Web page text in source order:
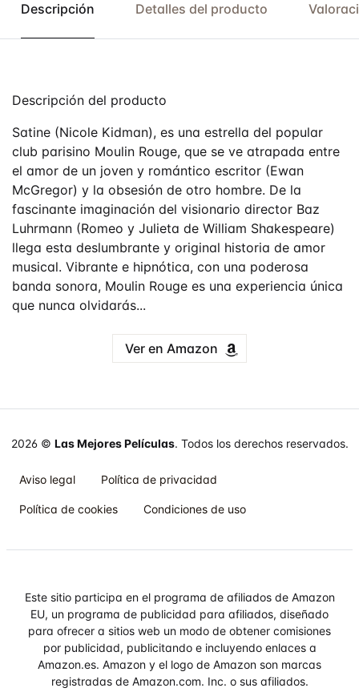
Descripción Detalles del producto
Descripción del producto
Satine (Nicole Kidman), es una estrella del popular
club parisino Moulin Rouge, que se ve atrapada entre
el amor de un joven y romántico escritor (Ewan
McGregor) y la obsesión de otro hombre. De la
fascinante imaginación del visionario director Baz
Luhrmann (Romeo y Julieta de William Shakespeare)
llega esta deslumbrante y original historia de amor
musical. Vibrante e hipnótica, con una poderosa
banda sonora, Moulin Rouge es una experiencia única
que nunca olvidarás...
Ver en Amazon
2026 © Las Mejores Películas. Todos los derechos reservados.
Aviso legal Política de privacidad
Política de cookies Condiciones de uso
Este sitio participa en el programa de afiliados de Amazon
EU, un programa de publicidad para afiliados, diseñado
para ofrecer a sitios web un modo de obtener comisiones
por publicidad, publicitando e incluyendo enlaces a
Amazon.es. Amazon y el logo de Amazon son marcas
registradas de Amazon.com. Inc. o sus afiliados.